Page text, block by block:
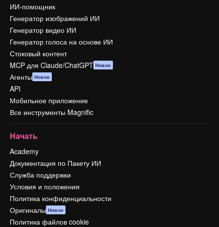
ИИ-помощник
Генератор изображений ИИ
Генератор видео ИИ
Генератор голоса на основе ИИ
Стоковый контент
MCP для Claude/ChatGPT Новое
Агенты Новое
API
Мобильное приложение
Все инструменты Magnific
Начать
Academy
Документация по Пакету ИИ
Служба поддержки
Условия и положения
Политика конфиденциальности
Оригиналы Новое
Политика файлов cookie